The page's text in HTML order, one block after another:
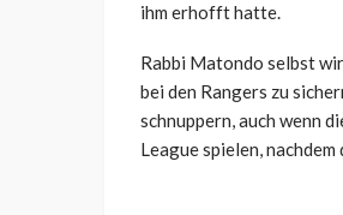
ihm erhofft hatte.
Rabbi Matondo selbst
bei den Rangers zu
schnuppern, auch wenn
League spielen,